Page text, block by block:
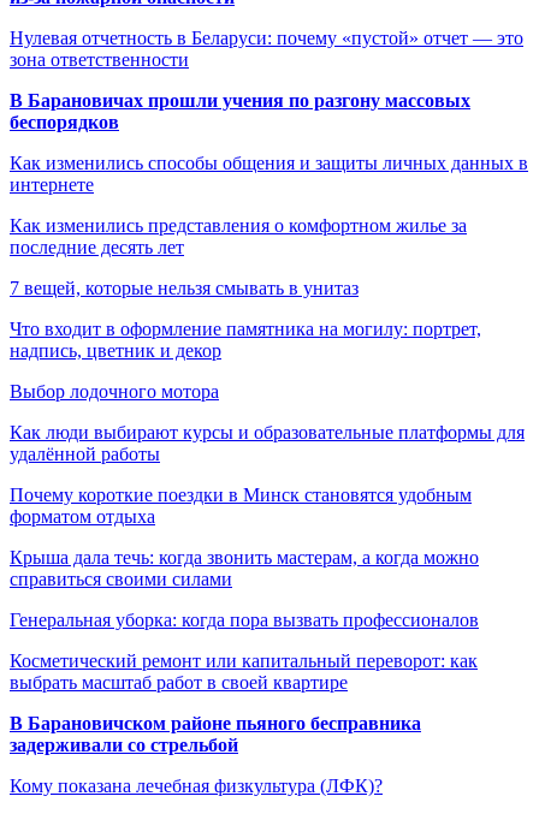
Нулевая отчетность в Беларуси: почему «пустой» отчет — это
зона ответственности
В Барановичах прошли учения по разгону массовых
беспорядков
Как изменились способы общения и защиты личных данных в
интернете
Как изменились представления о комфортном жилье за
последние десять лет
7 вещей, которые нельзя смывать в унитаз
Что входит в оформление памятника на могилу: портрет,
надпись, цветник и декор
Выбор лодочного мотора
Как люди выбирают курсы и образовательные платформы для
удалённой работы
Почему короткие поездки в Минск становятся удобным
форматом отдыха
Крыша дала течь: когда звонить мастерам, а когда можно
справиться своими силами
Генеральная уборка: когда пора вызвать профессионалов
Косметический ремонт или капитальный переворот: как
выбрать масштаб работ в своей квартире
В Барановичском районе пьяного бесправника
задерживали со стрельбой
Кому показана лечебная физкультура (ЛФК)?